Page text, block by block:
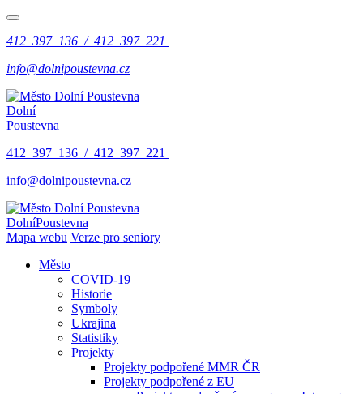
412 397 136 / 412 397 221
info@dolnipoustevna.cz
Dolní
Poustevna
412 397 136 / 412 397 221
info@dolnipoustevna.cz
DolníPoustevna
Mapa webu Verze pro seniory
Město
COVID-19
Historie
Symboly
Ukrajina
Statistiky
Projekty
Projekty podpořené MMR ČR
Projekty podpořené z EU